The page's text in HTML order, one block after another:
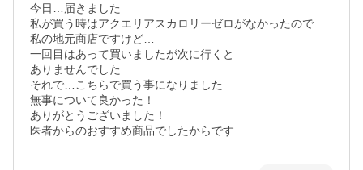
今日…届きました
私が買う時はアクエリアスカロリーゼロがなかったので
私の地元商店ですけど…
一回目はあって買いましたが次に行くと
ありませんでした…
それで…こちらで買う事になりました
無事について良かった！
ありがとうございました！
医者からのおすすめ商品でしたからです